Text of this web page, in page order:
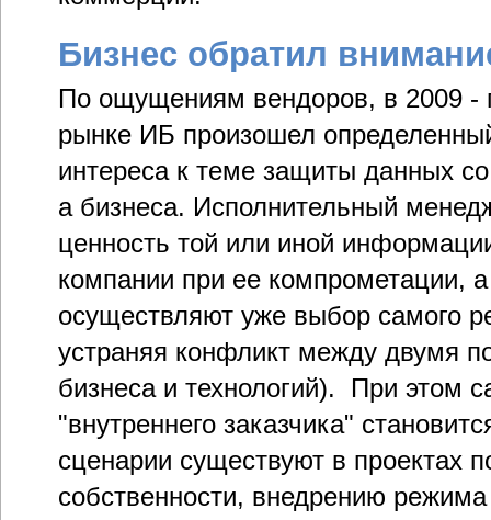
Бизнес обратил
По ощущениям вендоров, в 2009 -
рынке ИБ произошел
интереса к теме защиты данных
а бизнеса. Исполнительный
ценность той или иной
компании при ее компрометации,
осуществляют уже выбор самого
устраняя конфликт между двумя
бизнеса и технологий). При этом
"внутреннего заказчика"
сценарии существуют в проектах
собственности, внедрению